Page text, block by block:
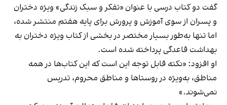
گفت دو کتاب درسی با عنوان «تفکر و سبک زندگی» ویژه دختران
و پسران از سوی آموزش و پرورش برای پایه هفتم منتشر شده،
اما تنها به‌طور بسیار مختصر در بخشی از کتاب ویژه دختران به
بهداشت قاعدگی پرداخته شده است.
او افزود: «نکته قابل توجه این است که این کتاب‌ها در همه
مناطق، به‌ویژه در روستاها و مناطق محروم، تدریس
نمی‌شوند.»